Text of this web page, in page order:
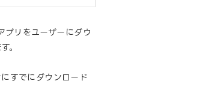
プリをユーザーにダウ
。
すでにダウンロード